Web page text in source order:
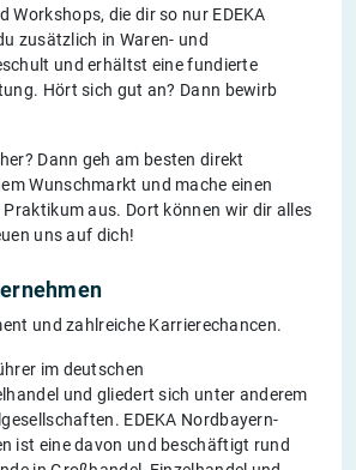
Workshops, die dir so nur EDEKA
zusätzlich in Waren- und
und erhältst eine fundierte
Hört sich gut an? Dann bewirb
Dann geh am besten direkt
Wunschmarkt und mache einen
aus. Dort können wir dir alles
uns auf dich!
und zahlreiche Karrierechancen.
im deutschen
und gliedert sich unter anderem
EDEKA Nordbayern-
ist eine davon und beschäftigt rund